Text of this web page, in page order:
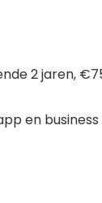
2 jaren,
en